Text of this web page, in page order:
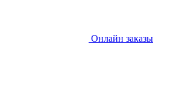
Онлайн заказы